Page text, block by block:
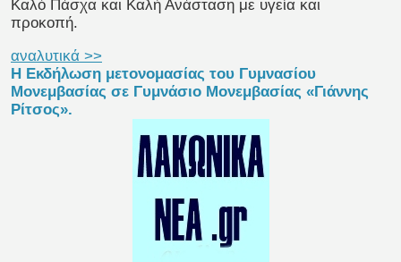
Καλό Πάσχα και Καλή Ανάσταση με υγεία και
προκοπή.
αναλυτικά >>
Η Εκδήλωση μετονομασίας του Γυμνασίου
Μονεμβασίας σε Γυμνάσιο Μονεμβασίας «Γιάννης
Ρίτσος».